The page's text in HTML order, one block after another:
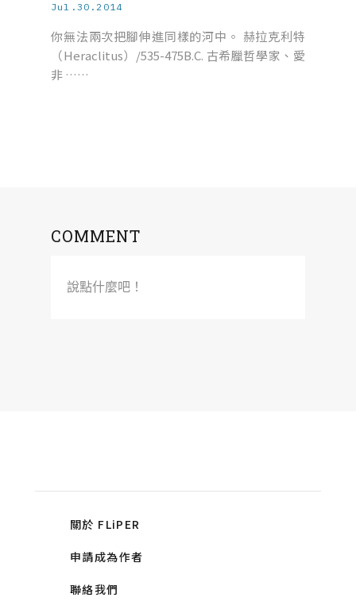
Jul.30.2014
你無法兩次把腳伸進同樣的河中。 赫拉克利特
（Heraclitus）/535-475B.C. 古希臘哲學家、愛
非 ……
COMMENT
說點什麼吧！
關於 FLiPER
申請成為作者
聯絡我們